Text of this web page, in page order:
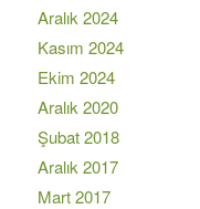
Aralık 2024
Kasım 2024
Ekim 2024
Aralık 2020
Şubat 2018
Aralık 2017
Mart 2017